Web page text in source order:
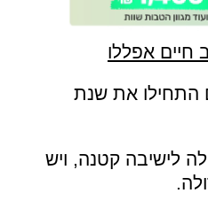
חיים אפללו
התחילו את שנת
לישיבה קטנה, ויש